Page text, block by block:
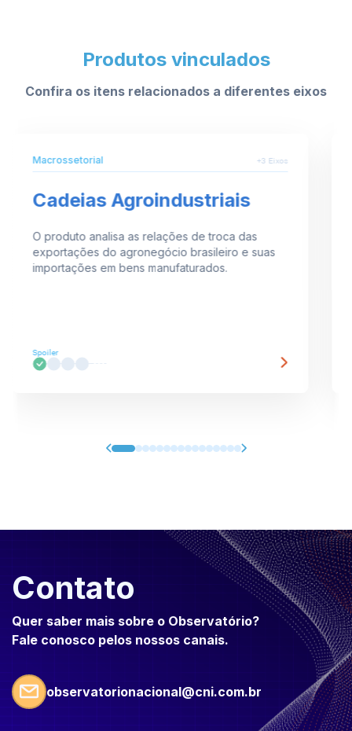
Produtos vinculados
Confira os itens relacionados a diferentes eixos
Macrossetorial +3 Eixos
Cadeias Agroindustriais
O produto analisa as relações de troca das
exportações do agronegócio brasileiro e suas
importações em bens manufaturados.
Spoiler
Contato
Quer saber mais sobre o Observatório?
Fale conosco pelos nossos canais.
observatorionacional@cni.com.br